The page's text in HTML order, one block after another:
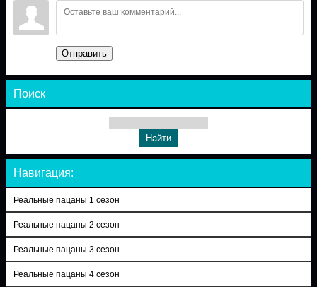
Отправить
Поиск
Навигация:
Реальные пацаны 1 сезон
Реальные пацаны 2 сезон
Реальные пацаны 3 сезон
Реальные пацаны 4 сезон